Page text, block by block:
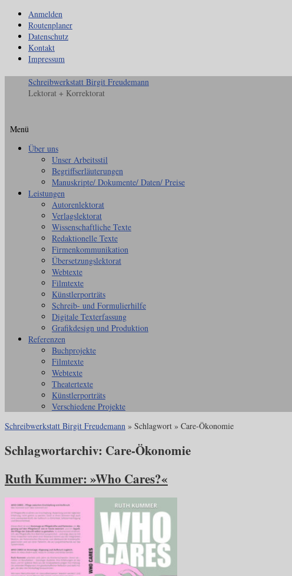
Anmelden
Routenplaner
Datenschutz
Kontakt
Impressum
Schreibwerkstatt Birgit Freudemann
Lektorat + Korrektorat
Menü
Zum
Über uns
Unser Arbeitsstil
Begriffserläuterungen
Manuskripte/ Dokumente/ Daten/ Preise
Leistungen
Autorenlektorat
Verlagslektorat
Wissenschaftliche Texte
Redaktionelle Texte
Firmenkommunikation
Übersetzungslektorat
Webtexte
Filmtexte
Künstlerporträts
Schreib- und Formulierhilfe
Digitale Texterfassung
Grafikdesign und Produktion
Referenzen
Buchprojekte
Filmtexte
Webtexte
Theatertexte
Künstlerporträts
Verschiedene Projekte
Schreibwerkstatt Birgit Freudemann » Schlagwort » Care-Ökonomie
Schlagwortarchiv: Care-Ökonomie
Ruth Kummer: »Who Cares?«